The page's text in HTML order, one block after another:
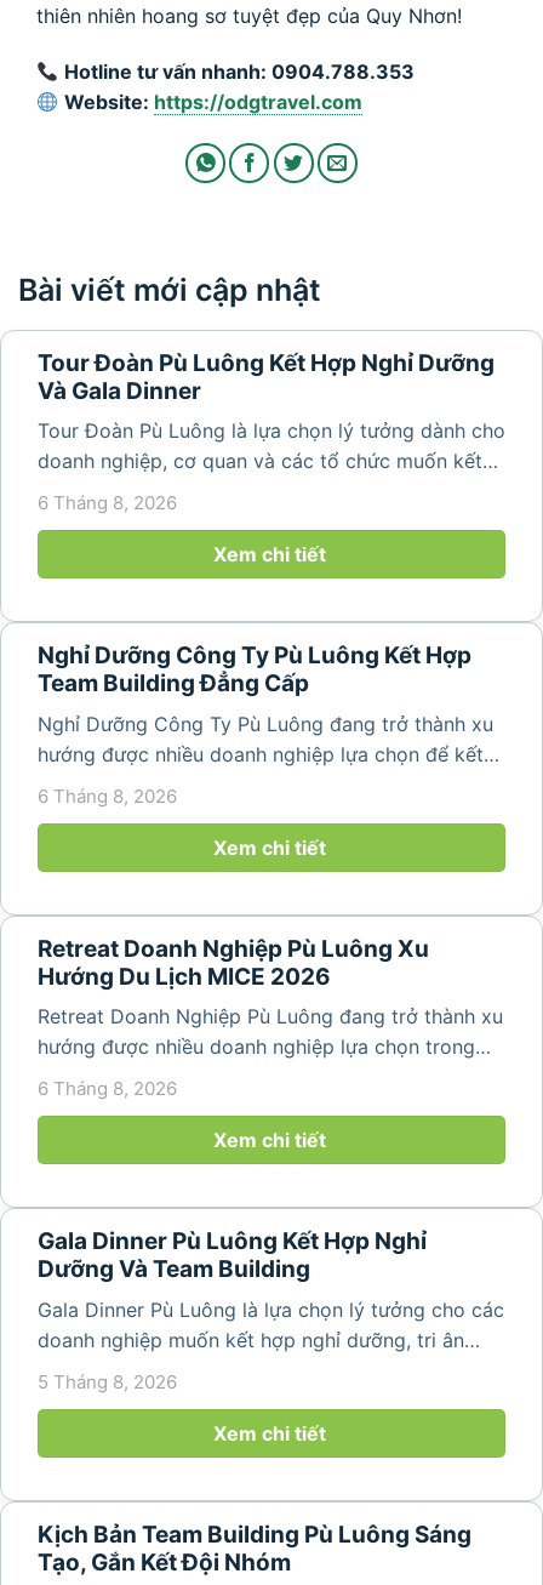
thiên nhiên hoang sơ tuyệt đẹp của Quy Nhơn!
Hotline tư vấn nhanh: 0904.788.353
Website: https://odgtravel.com
Bài viết mới cập nhật
Tour Đoàn Pù Luông Kết Hợp Nghỉ Dưỡng
Và Gala Dinner
Tour Đoàn Pù Luông là lựa chọn lý tưởng dành cho
doanh nghiệp, cơ quan và các tổ chức muốn kết
hợp nghỉ dưỡng, tham quan và tổ chức các hoạt
nguyên sơ, không khí...
6 Tháng 8, 2026
Xem chi tiết
Nghỉ Dưỡng Công Ty Pù Luông Kết Hợp
Team Building Đẳng Cấp
Nghỉ Dưỡng Công Ty Pù Luông đang trở thành xu
hướng được nhiều doanh nghiệp lựa chọn để kết
hợp giữa nghỉ ngơi, tái tạo năng lượng và xây
dựng tinh thần đồng đội. Thay vì những chuyến du
lịch đơn thuần, nhiều công ty...
6 Tháng 8, 2026
Xem chi tiết
Retreat Doanh Nghiệp Pù Luông Xu
Hướng Du Lịch MICE 2026
Retreat Doanh Nghiệp Pù Luông đang trở thành xu
hướng được nhiều doanh nghiệp lựa chọn trong
năm 2026 khi nhu cầu kết hợp nghỉ dưỡng, hội
mang đến khoảng thời gian thư giãn...
6 Tháng 8, 2026
Xem chi tiết
Gala Dinner Pù Luông Kết Hợp Nghỉ
Dưỡng Và Team Building
Gala Dinner Pù Luông là lựa chọn lý tưởng cho các
doanh nghiệp muốn kết hợp nghỉ dưỡng, tri ân
nhân viên và xây dựng tinh thần đồng đội trong
không gian thiên nhiên yên bình. Với khung cảnh
núi rừng hùng vĩ, không khí...
5 Tháng 8, 2026
Xem chi tiết
Kịch Bản Team Building Pù Luông Sáng
Tạo, Gắn Kết Đội Nhóm